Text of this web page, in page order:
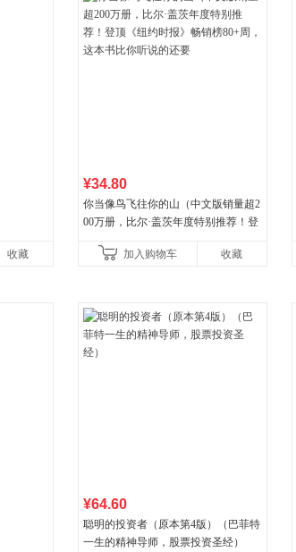
收藏
¥34.80
你当像鸟飞往你的山（中文版销量超2
00万册，比尔·盖茨年度特别推荐！登
比你听说的还要
加入购物车 收藏
¥64.60
聪明的投资者（原本第4版）（巴菲特
一生的精神导师，股票投资圣经）